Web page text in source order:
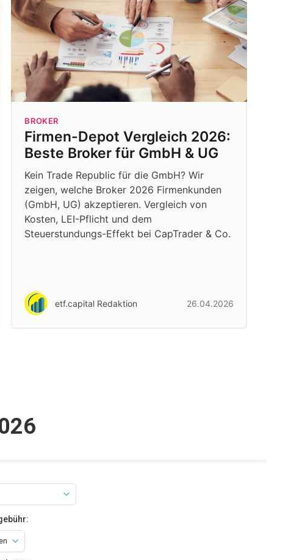
BROKER
Firmen-Depot Vergleich 2026:
Beste Broker für GmbH & UG
Kein Trade Republic für die GmbH? Wir
zeigen, welche Broker 2026 Firmenkunden
(GmbH, UG) akzeptieren. Vergleich von
Kosten, LEI-Pflicht und dem
Steuerstundungs-Effekt bei CapTrader & Co.
etf.capital Redaktion 26.04.2026